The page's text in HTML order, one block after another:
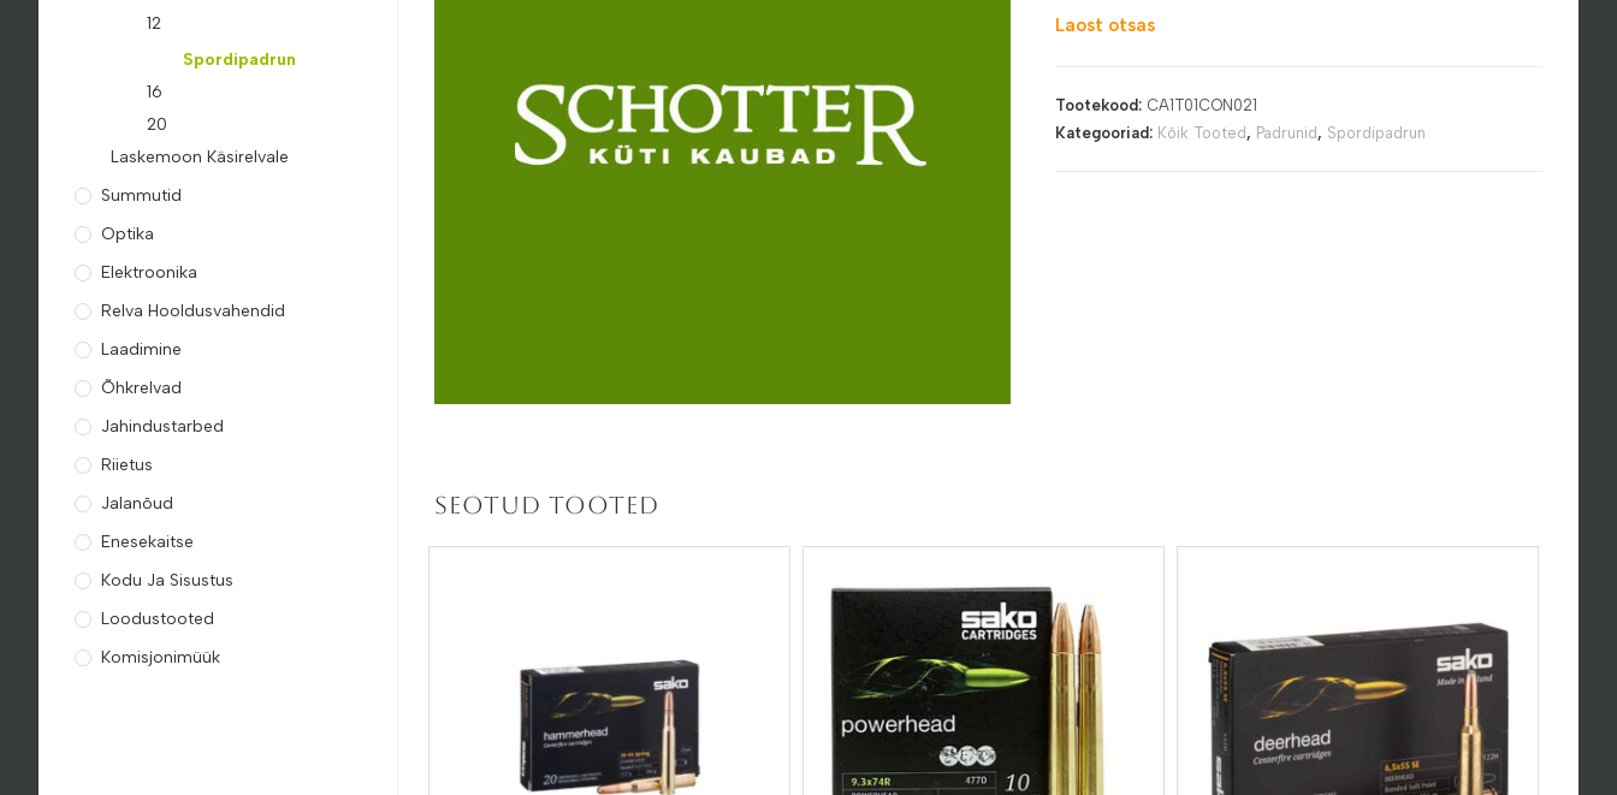
Laost otsas
Tootekood: CA1T01CON021
Kategooriad: Kõik Tooted , Padrunid , Spordipadrun
Seotud tooted
12
Spordipadrun
16
20
Laskemoon Käsirelvale
Summutid
Optika
Elektroonika
Relva Hooldusvahendid
Laadimine
Õhkrelvad
Jahindustarbed
Riietus
Jalanõud
Enesekaitse
Kodu Ja Sisustus
Loodustooted
Komisjonimüük